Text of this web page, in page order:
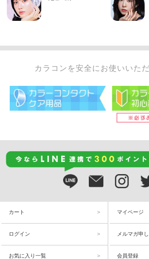
カラコンを安全にお使いいた
カート マイページ
ログイン メルマガ申
お気に入り一覧 会員登録